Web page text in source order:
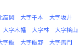
高岡 大字千本 大字坂井
大字木幡 大字林 大字桧山
字飯 大字飯野 大字馬門